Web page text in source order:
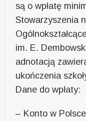
są o wpłatę
Stowarzyszenia
im. E.
adnotacją
ukończenia
Dane do wpłaty:
– Konto w